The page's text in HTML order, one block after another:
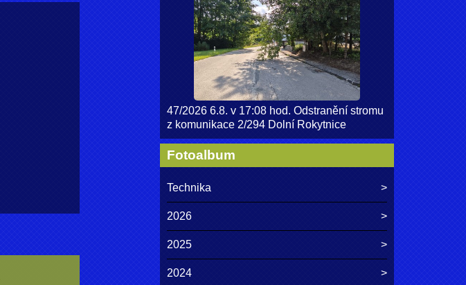
47/2026 6.8. v 17:08 hod. Odstranění stromu
z komunikace 2/294 Dolní Rokytnice
Fotoalbum
Technika
2026
2025
2024